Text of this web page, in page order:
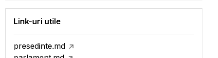
Link-uri utile
presedinte.md